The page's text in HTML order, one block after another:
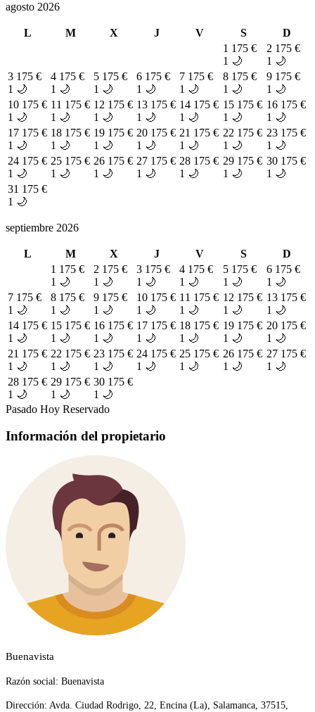
agosto 2026
L M X J V S
D
1 175 €
1 🌙
2 175 €
1 🌙
3 175 €
1 🌙
4 175 €
1 🌙
5 175 €
1 🌙
6 175 €
1 🌙
7 175 €
1 🌙
8 175 €
1 🌙
9 175 €
1 🌙
10 175 €
1 🌙
11 175 €
1 🌙
12 175 €
1 🌙
13 175 €
1 🌙
14 175 €
1 🌙
15 175 €
1 🌙
16 175 €
1 🌙
17 175 €
1 🌙
18 175 €
1 🌙
19 175 €
1 🌙
20 175 €
1 🌙
21 175 €
1 🌙
22 175 €
1 🌙
23 175 €
1 🌙
24 175 €
1 🌙
25 175 €
1 🌙
26 175 €
1 🌙
27 175 €
1 🌙
28 175 €
1 🌙
29 175 €
1 🌙
30 175 €
1 🌙
31 175 €
1 🌙
septiembre 2026
L M X J V S
D
1 175 €
1 🌙
2 175 €
1 🌙
3 175 €
1 🌙
4 175 €
1 🌙
5 175 €
1 🌙
6 175 €
1 🌙
7 175 €
1 🌙
8 175 €
1 🌙
9 175 €
1 🌙
10 175 €
1 🌙
11 175 €
1 🌙
12 175 €
1 🌙
13 175 €
1 🌙
14 175 €
1 🌙
15 175 €
1 🌙
16 175 €
1 🌙
17 175 €
1 🌙
18 175 €
1 🌙
19 175 €
1 🌙
20 175 €
1 🌙
21 175 €
1 🌙
22 175 €
1 🌙
23 175 €
1 🌙
24 175 €
1 🌙
25 175 €
1 🌙
26 175 €
1 🌙
27 175 €
1 🌙
28 175 €
1 🌙
29 175 €
1 🌙
30 175 €
1 🌙
Pasado Hoy Reservado
Información del propietario
Buenavista
Razón social: Buenavista
Dirección: Avda. Ciudad Rodrigo, 22, Encina (La), Salamanca, 37515,